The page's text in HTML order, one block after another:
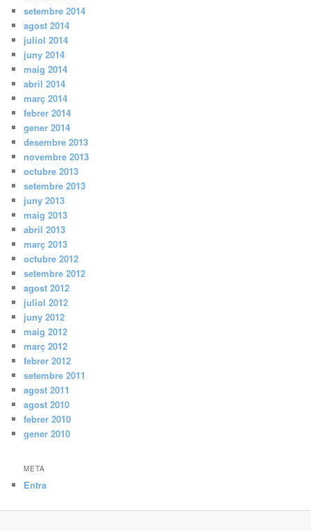
setembre 2014
agost 2014
juliol 2014
juny 2014
maig 2014
abril 2014
març 2014
febrer 2014
gener 2014
desembre 2013
novembre 2013
octubre 2013
setembre 2013
juny 2013
maig 2013
abril 2013
març 2013
octubre 2012
setembre 2012
agost 2012
juliol 2012
juny 2012
maig 2012
març 2012
febrer 2012
setembre 2011
agost 2011
agost 2010
febrer 2010
gener 2010
META
Entra